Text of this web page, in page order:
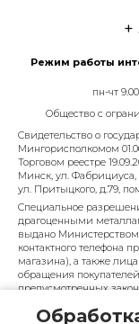
+
Режим работы
пн-чт
Общество с
Свидетельство о
Мингорисполкомом
Торговом реестре
Минск, ул. Фабрициуса,
ул. Притыцкого, д.79,
Специальное
драгоценными
выдано
контактного телефона
магазина), а также
обращения
предусмотренных
управления по